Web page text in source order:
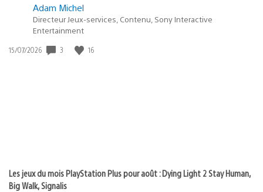
Adam Michel
Directeur Jeux-services, Contenu, Sony Interactive
Entertainment
Date
15/07/2026 3 16
Les jeux du mois PlayStation Plus pour août : Dying Light 2 Stay Human,
Big Walk, Signalis